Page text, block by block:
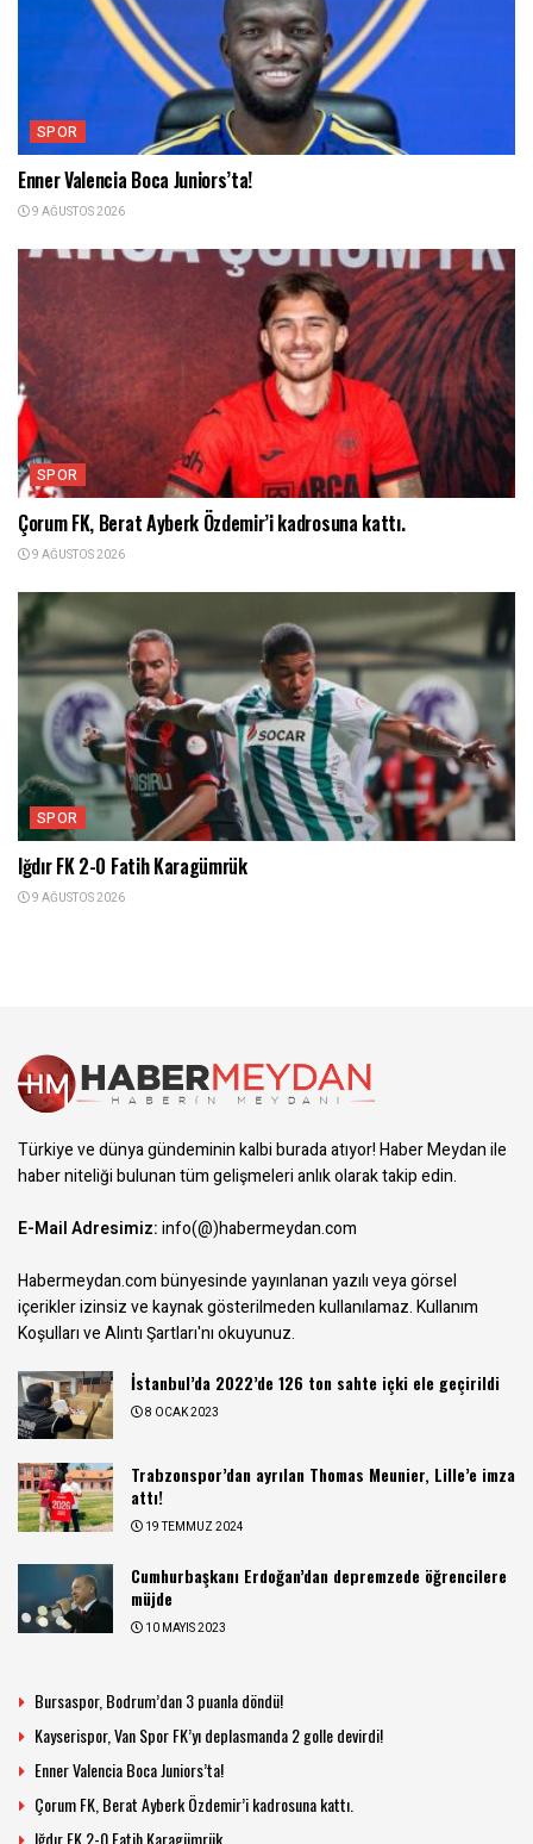
SPOR
Enner Valencia Boca Juniors’ta!
9 AĞUSTOS 2026
SPOR
Çorum FK, Berat Ayberk Özdemir’i kadrosuna kattı.
9 AĞUSTOS 2026
SPOR
Iğdır FK 2-0 Fatih Karagümrük
9 AĞUSTOS 2026
Türkiye ve dünya gündeminin kalbi burada atıyor! Haber Meydan ile
haber niteliği bulunan tüm gelişmeleri anlık olarak takip edin.
E-Mail Adresimiz:info(@)habermeydan.com
Habermeydan.com bünyesinde yayınlanan yazılı veya görsel
içerikler izinsiz ve kaynak gösterilmeden kullanılamaz.Kullanım
Koşulları ve Alıntı Şartları'nı okuyunuz.
İstanbul’da 2022’de 126 ton sahte içki ele geçirildi
8 OCAK 2023
Trabzonspor’dan ayrılan Thomas Meunier, Lille’e imza
attı!
19 TEMMUZ 2024
Cumhurbaşkanı Erdoğan’dan depremzede öğrencilere
müjde
10 MAYIS 2023
Bursaspor, Bodrum’dan 3 puanla döndü!
Kayserispor, Van Spor FK’yı deplasmanda 2 golle devirdi!
Enner Valencia Boca Juniors’ta!
Çorum FK, Berat Ayberk Özdemir’i kadrosuna kattı.